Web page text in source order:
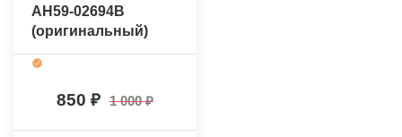
AH59-02694B
(оригинальный)
850 1 000